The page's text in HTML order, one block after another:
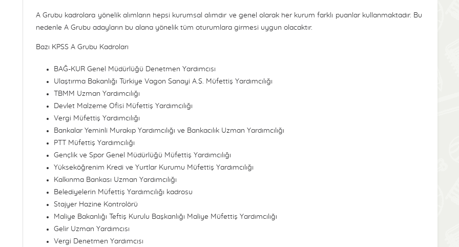
A Grubu kadrolara yönelik alımların hepsi kurumsal alımdır ve genel olarak her kurum farklı puanlar kullanmaktadır. Bu
nedenle A Grubu adayların bu alana yönelik tüm oturumlara girmesi uygun olacaktır.
Bazı KPSS A Grubu Kadroları
BAĞ-KUR Genel Müdürlüğü Denetmen Yardımcısı
Ulaştırma Bakanlığı Türkiye Vagon Sanayi A.Ş. Müfettiş Yardımcılığı
TBMM Uzman Yardımcılığı
Devlet Malzeme Ofisi Müfettiş Yardımcılığı
Vergi Müfettiş Yardımcılığı
Bankalar Yeminli Murakıp Yardımcılığı ve Bankacılık Uzman Yardımcılığı
PTT Müfettiş Yardımcılığı
Gençlik ve Spor Genel Müdürlüğü Müfettiş Yardımcılığı
Yükseköğrenim Kredi ve Yurtlar Kurumu Müfettiş Yardımcılığı
Kalkınma Bankası Uzman Yardımcılığı
Belediyelerin Müfettiş Yardımcılığı kadrosu
Stajyer Hazine Kontrolörü
Maliye Bakanlığı Teftiş Kurulu Başkanlığı Maliye Müfettiş Yardımcılığı
Gelir Uzman Yardımcısı
Vergi Denetmen Yardımcısı